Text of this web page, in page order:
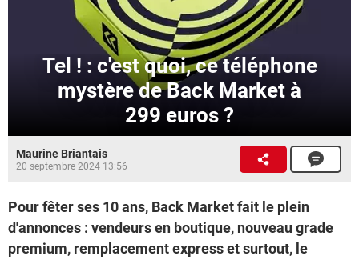
Tel ! : c'est quoi, ce téléphone
mystère de Back Market à
299 euros ?
Maurine Briantais
20 septembre 2024 13:56
Pour fêter ses 10 ans, Back Market fait le plein
d'annonces : vendeurs en boutique, nouveau grade
premium, remplacement express et surtout, le